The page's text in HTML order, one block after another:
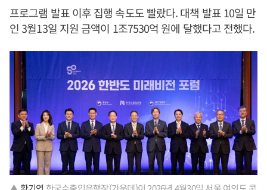
프로그램 발표 이후 집행 속도도 빨랐다. 대책 발표 10일 만
인 3월13일 지원 금액이 1조7530억 원에 달했다고 전했다.